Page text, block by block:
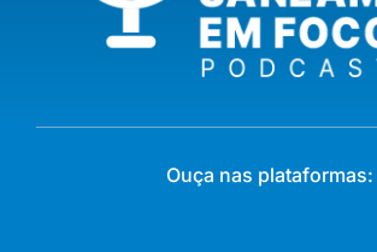
Ouça nas plataformas: